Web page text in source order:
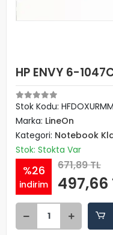
HP ENVY 6-
Stok Kodu:
Marka: LineOn
Kategori: Notebook
Stok: Stokta Var
%26
indirim
671,89 TL
497,66